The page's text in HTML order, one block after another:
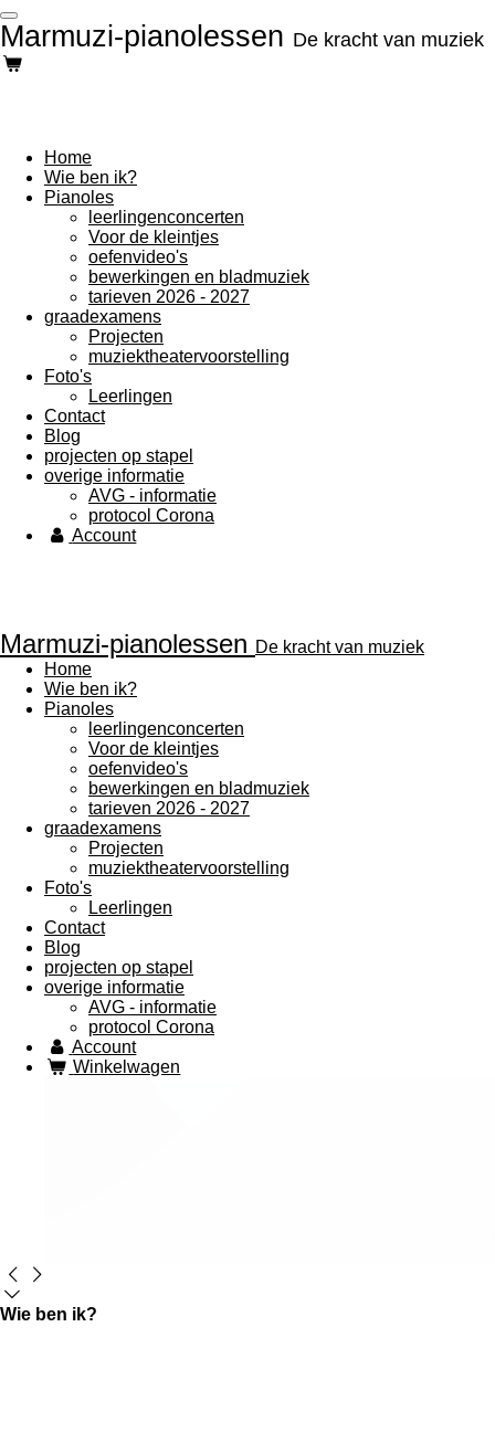
Ga
direct
naar
Marmuzi-pianolessen De kracht van muziek
Home
Wie ben ik?
Pianoles
leerlingenconcerten
Voor de kleintjes
oefenvideo's
bewerkingen en bladmuziek
tarieven 2026 - 2027
graadexamens
Projecten
muziektheatervoorstelling
Foto's
Leerlingen
Contact
Blog
projecten op stapel
overige informatie
AVG - informatie
protocol Corona
Account
Marmuzi-pianolessen De kracht van muziek
Home
Wie ben ik?
Pianoles
leerlingenconcerten
Voor de kleintjes
oefenvideo's
bewerkingen en bladmuziek
tarieven 2026 - 2027
graadexamens
Projecten
muziektheatervoorstelling
Foto's
Leerlingen
Contact
Blog
projecten op stapel
overige informatie
AVG - informatie
protocol Corona
Account
Winkelwagen
Wie ben ik?